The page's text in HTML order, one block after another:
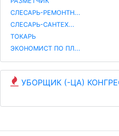
СЛЕСАРЬ-РЕМОНТН...
СЛЕСАРЬ-САНТЕХ...
ТОКАРЬ
ЭКОНОМИСТ ПО ПЛ...
УБОРЩИК (-ЦА)